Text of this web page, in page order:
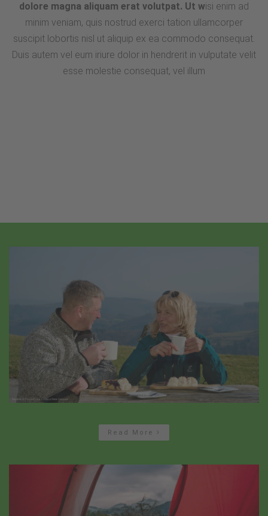
dolore magna aliquam erat volutpat. Ut wisi enim ad
minim veniam, quis nostrud exerci tation ullamcorper
suscipit lobortis nisl ut aliquip ex ea commodo consequat.
Duis autem vel eum iriure dolor in hendrerit in vulputate velit
esse molestie consequat, vel illum
Read More